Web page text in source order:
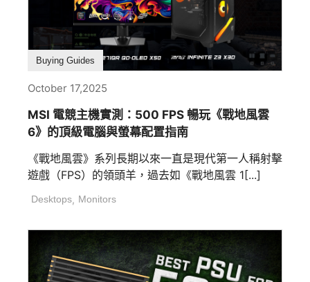
Buying Guides
October 17,2025
MSI 電競主機實測：500 FPS 暢玩《戰地風雲
6》的頂級電腦與螢幕配置指南
《戰地風雲》系列長期以來一直是現代第一人稱射擊
遊戲（FPS）的領頭羊，過去如《戰地風雲 1[...]
Desktops, Monitors